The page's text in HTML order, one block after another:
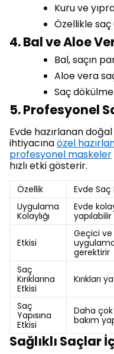
Kuru ve
Özellikle saç
4. Bal ve Aloe
Bal, saçın
Aloe vera
Saç
5. Profesyonel
Evde hazırlanan
ihtiyacınaözel
profesyonel maskeler
hızlı etki gösterir.
Özellik Evde Saç
Uygulama
Kolaylığı
Evde
yapılabilir
Etkisi
Geçici ve
gerektirir
Saç
Kırıklarına
Etkisi
Kırıkları
Saç
Yapısına
Etkisi
Daha
bakım
Sağlıklı Saçlar